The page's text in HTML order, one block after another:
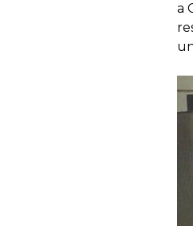
a